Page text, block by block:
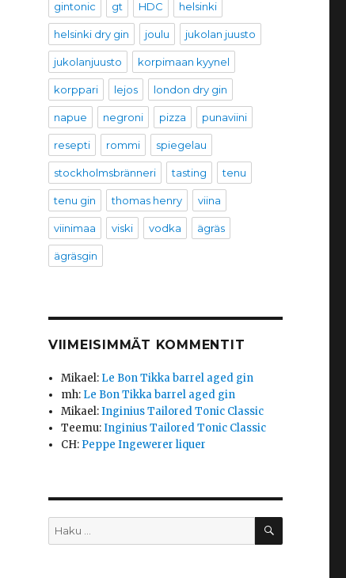
gintonic gt HDC helsinki
helsinki dry gin joulu jukolan juusto
jukolanjuusto korpimaan kyynel
korppari lejos london dry gin
napue negroni pizza punaviini
resepti rommi spiegelau
stockholmsbränneri tasting tenu
tenu gin thomas henry viina
viinimaa viski vodka ägräs
ägräsgin
VIIMEISIMMÄT KOMMENTIT
Mikael: Le Bon Tikka barrel aged gin
mh: Le Bon Tikka barrel aged gin
Mikael:Inginius Tailored Tonic Classic
Teemu:Inginius Tailored Tonic Classic
CH: Peppe Ingewerer liquer
Etsi: HAKU